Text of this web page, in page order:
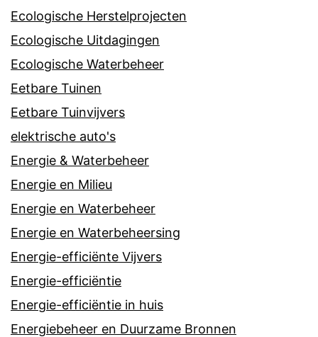
Ecologische Herstelprojecten
Ecologische Uitdagingen
Ecologische Waterbeheer
Eetbare Tuinen
Eetbare Tuinvijvers
elektrische auto's
Energie & Waterbeheer
Energie en Milieu
Energie en Waterbeheer
Energie en Waterbeheersing
Energie-efficiënte Vijvers
Energie-efficiëntie
Energie-efficiëntie in huis
Energiebeheer en Duurzame Bronnen